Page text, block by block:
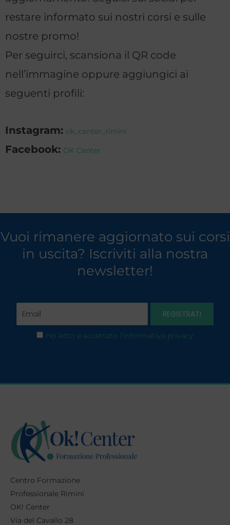
restare informato sui nostri corsi e sulle
nostre promo!
Per seguirci, scansiona il QR code
nell’immagine oppure aggiungici ai
seguenti profili:
Instagram: ok_center_rimini
Facebook: OK Center
Vuoi rimanere aggiornato sui corsi
in uscita? Iscriviti alla nostra
newsletter!
Ho letto e accettato l’informativa privacy
Centro Formazione
Professionale Rimini
OK! Center
Via del Cavallo 28